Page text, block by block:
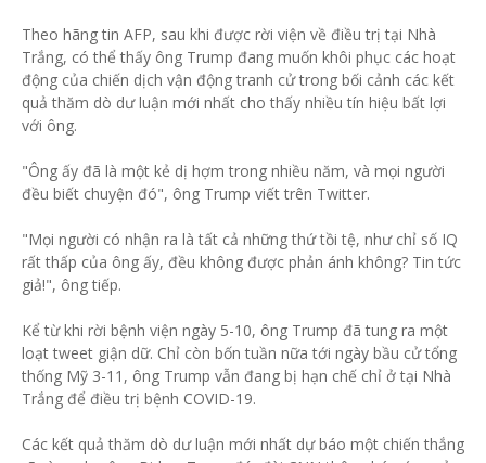
Theo hãng tin AFP, sau khi được rời viện về điều trị tại Nhà
Trắng, có thể thấy ông Trump đang muốn khôi phục các hoạt
động của chiến dịch vận động tranh cử trong bối cảnh các kết
quả thăm dò dư luận mới nhất cho thấy nhiều tín hiệu bất lợi
với ông.
"Ông ấy đã là một kẻ dị hợm trong nhiều năm, và mọi người
đều biết chuyện đó", ông Trump viết trên Twitter.
"Mọi người có nhận ra là tất cả những thứ tồi tệ, như chỉ số IQ
rất thấp của ông ấy, đều không được phản ánh không? Tin tức
giả!", ông tiếp.
Kể từ khi rời bệnh viện ngày 5-10, ông Trump đã tung ra một
loạt tweet giận dữ. Chỉ còn bốn tuần nữa tới ngày bầu cử tổng
thống Mỹ 3-11, ông Trump vẫn đang bị hạn chế chỉ ở tại Nhà
Trắng để điều trị bệnh COVID-19.
Các kết quả thăm dò dư luận mới nhất dự báo một chiến thắng